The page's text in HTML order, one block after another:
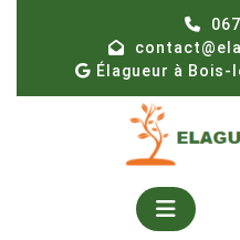
Élagueur à Bois-